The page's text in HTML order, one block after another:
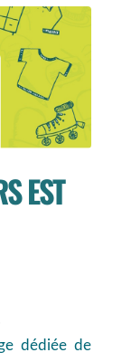
EST
dédiée de